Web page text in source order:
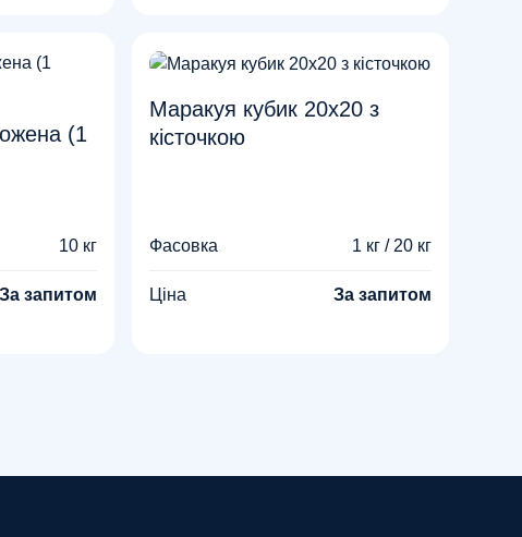
(1
10 кг
За запитом
Маракуя кубик 20х20 з
кісточкою
Фасовка 1 кг / 20 кг
Ціна За запитом